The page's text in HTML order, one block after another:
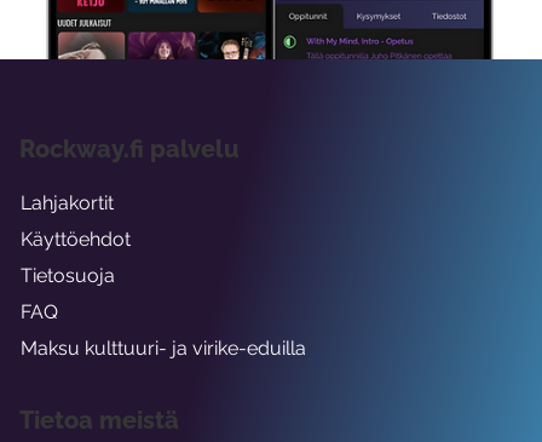
Rockway.fi palvelu
Lahjakortit
Käyttöehdot
Tietosuoja
FAQ
Maksu kulttuuri- ja virike-eduilla
Tietoa meistä